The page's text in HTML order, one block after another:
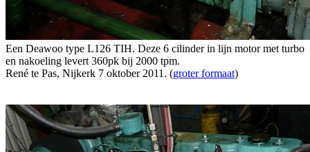
Een Deawoo type L126 TIH. Deze 6 cilinder in lijn motor met turbo
en nakoeling levert 360pk bij 2000 tpm.
René te Pas, Nijkerk 7 oktober 2011. (groter formaat)